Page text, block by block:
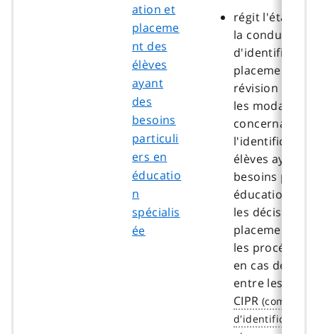
ation et
placeme
nt des
élèves
ayant
des
besoins
particuli
ers en
éducatio
n
spécialis
ée
régit
la conduite du
placement et
révision (
les modalités
concernant
l'identification
élèves ayant
besoins
éducation
les décisions
placement
les
en cas de
entre les
CIPR